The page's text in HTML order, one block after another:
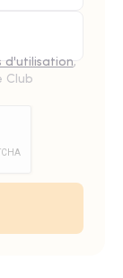
d'utilisation,
Club